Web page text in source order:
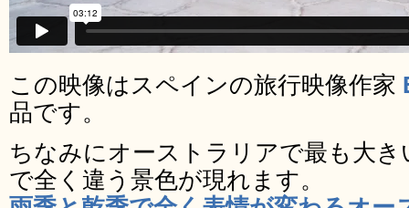
この映像はスペインの旅行映像作家
品です。
ちなみにオーストラリアで最も大
で全く違う景色が現れます。